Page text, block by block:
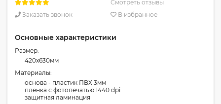
Смотреть отзывы
Заказать звонок
В избранное
Основные характеристики
Размер:
420x630мм
Материалы:
основа - пластик ПВХ 3мм
плёнка с фотопечатью 1440 dpi
защитная ламинация